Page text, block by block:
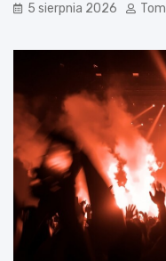
5 sierpnia 2026